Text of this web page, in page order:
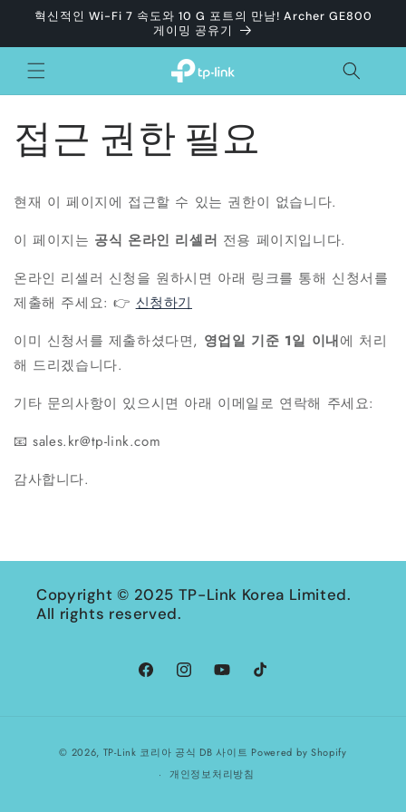
로 건너
혁신적인 Wi-Fi 7 속도와 10 G 포트의 만남! Archer GE800
게이밍 공유기
접근 권한 필요
현재 이 페이지에 접근할 수 있는 권한이 없습니다.
이 페이지는 공식 온라인 리셀러 전용 페이지입니다.
온라인 리셀러 신청을 원하시면 아래 링크를 통해 신청서를
제출해 주세요: 👉 신청하기
이미 신청서를 제출하셨다면, 영업일 기준 1일 이내에 처리
해 드리겠습니다.
기타 문의사항이 있으시면 아래 이메일로 연락해 주세요:
📧 sales.kr@tp-link.com
감사합니다.
Copyright © 2025 TP-Link Korea Limited.
All rights reserved.
FacebookInstagramYouTubeTikTok
제
© 2026, TP-Link 코리아 공식 DB 사이트 Powered by Shopify
개인정보처리방침